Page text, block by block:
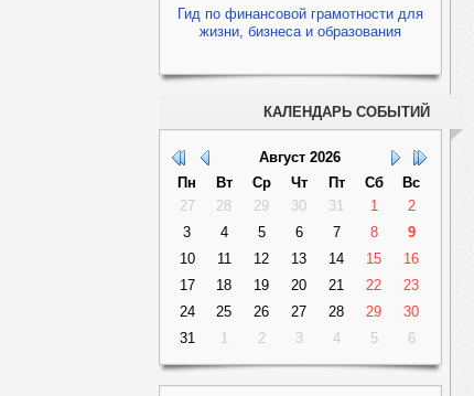
Гид по финансовой грамотности для
жизни, бизнеса и образования
КАЛЕНДАРЬ СОБЫТИЙ
Август 2026
Пн
Вт Ср Чт Пт Сб
Вс
27
28 29 30 31 1
2
3
4 5 6 7 8
9
10
11 12 13 14 15
16
17
18 19 20 21 22
23
24
25 26 27 28 29
30
31
1 2 3 4 5 6